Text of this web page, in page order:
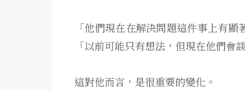
「他們現在在解決問題這件事上有
「以前可能只有想法，但現在他們會
這對他而言，是很重要的變化。